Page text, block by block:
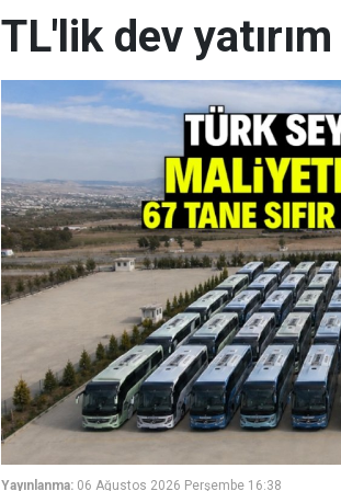
TL'lik dev yatırım
Yayınlanma: 06 Ağustos 2026 Perşembe 16:38